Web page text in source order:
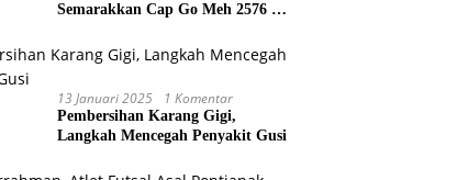
Semarakkan Cap Go Meh 2576 di
13 Januari 2025 1 Komentar
Pembersihan Karang Gigi,
Langkah Mencegah Penyakit Gusi